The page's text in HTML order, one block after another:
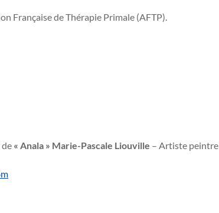
Française de Thérapie Primale (AFTP).
de « Anala » Marie-Pascale Liouville – Artiste peintre